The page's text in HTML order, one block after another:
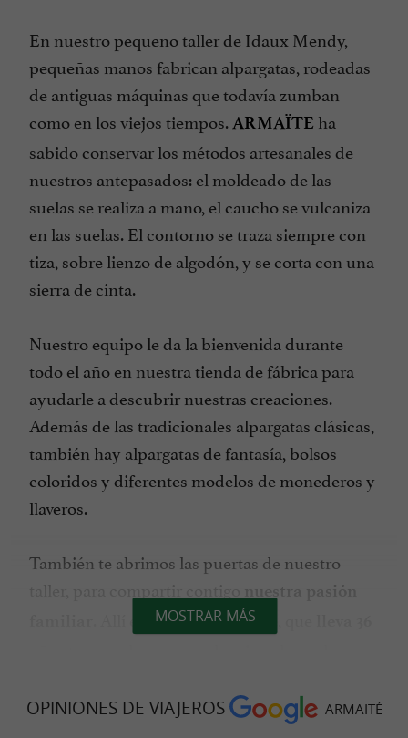
En nuestro pequeño taller de Idaux Mendy,
pequeñas manos fabrican alpargatas, rodeadas
de antiguas máquinas que todavía zumban
como en los viejos tiempos.ARMAÏTE ha
sabido conservar los métodos artesanales de
nuestros antepasados: el moldeado de las
suelas se realiza a mano, el caucho se vulcaniza
en las suelas. El contorno se traza siempre con
tiza, sobre lienzo de algodón, y se corta con una
sierra de cinta.
Nuestro equipo le da la bienvenida durante
todo el año en nuestra tienda de fábrica para
ayudarle a descubrir nuestras creaciones.
Además de las tradicionales alpargatas clásicas,
también hay alpargatas de fantasía, bolsos
coloridos y diferentes modelos de monederos y
llaveros.
También te abrimos las puertas de nuestro
taller, para compartir contigo
nuestra pasión
. Allí encontrará a Claude, que
observar la mano de los montadores, que
MOSTRAR MÁS
OPINIONES DE VIAJEROS ARMAITÉ